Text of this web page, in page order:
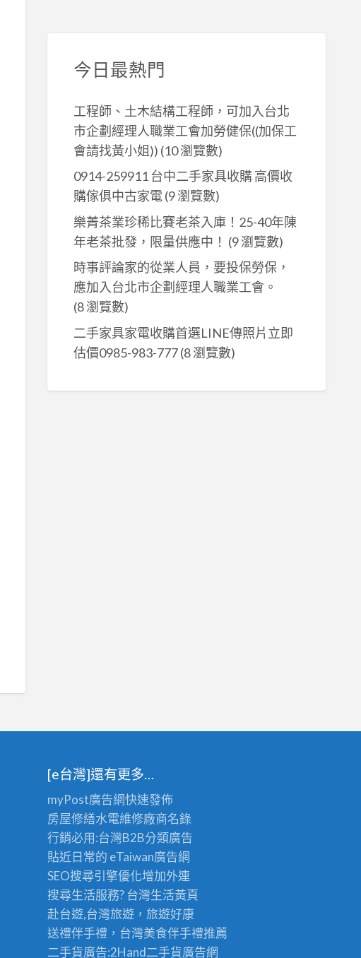
今日最熱門
工程師、土木結構工程師，可加入台北
市企劃經理人職業工會加勞健保((加保工
會請找黃小姐)) (10 瀏覽數)
0914-259911 台中二手家具收購 高價收
購傢俱中古家電(9 瀏覽數)
樂菁茶業珍稀比賽老茶入庫！25-40年陳
年老茶批發，限量供應中！ (9 瀏覽數)
時事評論家的從業人員，要投保勞保，
應加入台北市企劃經理人職業工會。
(8 瀏覽數)
二手家具家電收購首選LINE傳照片立即
估價0985-983-777(8 瀏覽數)
[e台灣]還有更多…
myPost廣告網快速發佈
房屋修繕水電維修廠商名錄
行銷必用:台灣B2B分類廣告
貼近日常的 eTaiwan廣告網
SEO搜尋引擎優化增加外連
搜尋生活服務? 台灣生活黃頁
赴台遊,台灣旅遊 ，旅遊好康
送禮伴手禮，台灣美食伴手禮推薦
二手貨廣告:2Hand二手貨廣告網